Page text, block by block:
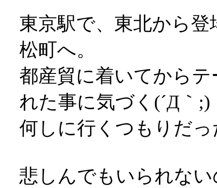
東京駅で、東北から
松町へ。
都産貿に着いてから
れた事に気づく(´Д｀;)
何しに行くつもりだ
悲しんでもいられな